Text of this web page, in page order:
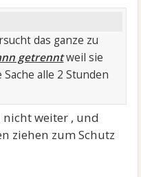
das ganze zu
getrenntweil sie
alle 2 Stunden
weiter , und
ziehen zum Schutz